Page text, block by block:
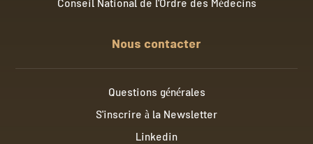
Conseil National de l'Ordre des Médecins
Nous contacter
Questions générales
S'inscrire à la Newsletter
Linkedin